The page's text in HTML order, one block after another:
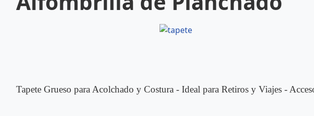
Tapete Grueso para Acolchado y Costura - Ideal para Retiros y Viajes -